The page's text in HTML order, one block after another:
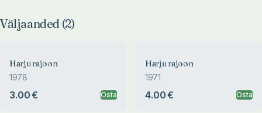
Väljaanded (2)
Harju rajoon
1978
3.00 € Osta
Harju rajoon
1971
4.00 € Osta